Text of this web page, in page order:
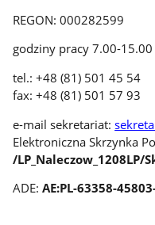
REGON: 000282599
godziny pracy 7.00-15.00
tel.: +48 (81) 501 45 54
fax: +48 (81) 501 57 93
e-mail sekretariat:
Elektroniczna Skrzynka
/LP_Naleczow_1208LP/
ADE:AE:PL-63358-